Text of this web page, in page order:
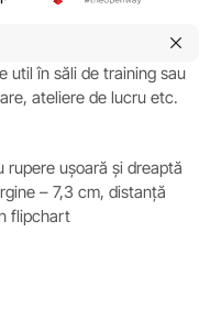
util în săli de training sau
ateliere de lucru etc.
ușoară și dreaptă
– 7,3 cm, distanță
flipchart